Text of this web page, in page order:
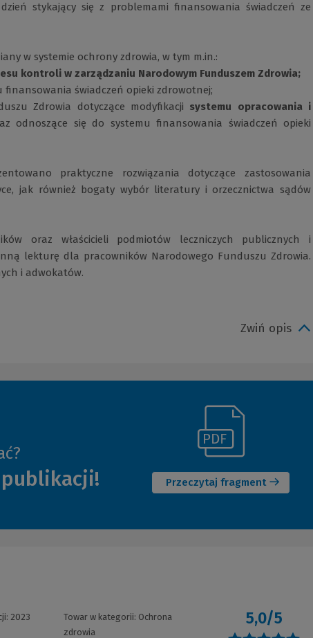
stykający się z problemami finansowania świadczeń ze
w systemie ochrony zdrowia, w tym m.in.:
kontroli w zarządzaniu Narodowym Funduszem Zdrowia;
finansowania świadczeń opieki zdrowotnej;
Zdrowia dotyczące modyfikacji systemu opracowania i
odnoszące się do systemu finansowania świadczeń opieki
praktyczne rozwiązania dotyczące zastosowania
jak również bogaty wybór literatury i orzecznictwa sądów
oraz właścicieli podmiotów leczniczych publicznych i
lekturę dla pracowników Narodowego Funduszu Zdrowia.
i adwokatów.
Zwiń opis
Przeczytaj fragment
(Nowe
okno)
(Link
do
innej
strony)
2023
Towar w kategorii: Ochrona
zdrowia
5,0/5